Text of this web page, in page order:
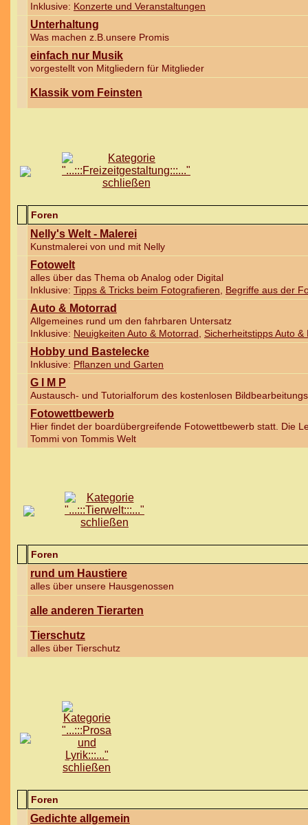
Inklusive: Konzerte und Veranstaltungen
Unterhaltung
Was machen z.B.unsere Promis
einfach nur Musik
vorgestellt von Mitgliedern für Mitglieder
Klassik vom Feinsten
Foren
Nelly's Welt - Malerei
Kunstmalerei von und mit Nelly
Fotowelt
alles über das Thema ob Analog oder Digital
Inklusive: Tipps & Tricks beim Fotografieren Begriffe aus der
Auto & Motorrad
Allgemeines rund um den fahrbaren Untersatz
Inklusive: Neuigkeiten Auto & Motorrad Sicherheitstipps Auto &
Hobby und Bastelecke
Inklusive: Pflanzen und Garten
G I M P
Austausch- und Tutorialforum des kostenlosen
Fotowettbewerb
Hier findet der boardübergreifende Fotowettbewerb statt. Die
Tommi von Tommis Welt
Foren
rund um Haustiere
alles über unsere Hausgenossen
alle anderen Tierarten
Tierschutz
alles über Tierschutz
Foren
Gedichte allgemein